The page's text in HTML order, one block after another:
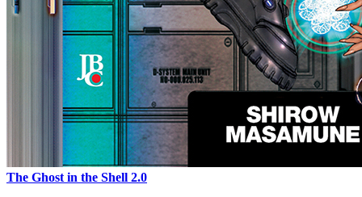
The Ghost in the Shell 2.0